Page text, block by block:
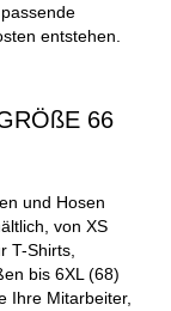
entstehen.
66
und Hosen
von XS
T-Shirts,
bis 6XL (68)
Ihre Mitarbeiter,